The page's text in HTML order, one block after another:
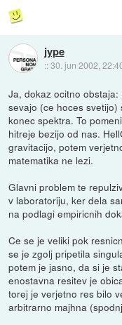
jype
::30. jun 2002,
Ja, dokaz ocitno
sevajo (ce hoces
konec spektra. To
hitreje bezijo od nas.
gravitacijo, potem
matematika ne lezi.
Glavni problem te
v laboratoriju, ker dela
na podlagi empiricnih
Ce se je veliki pok
se je zgolj pripetila
potem je jasno, da si je
enostavna resitev je
torej je verjetno res bilo
arbitrarno majhna